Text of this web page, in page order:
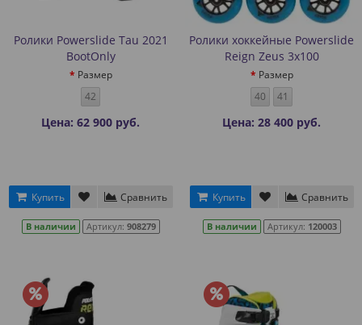
Ролики Powerslide Tau 2021
BootOnly
Размер
42
Цена: 62 900 руб.
Купить Сравнить
В наличии Артикул: 908279
Ролики хоккейные Powerslide
Reign Zeus 3x100
Размер
40
41
Цена: 28 400 руб.
Купить Сравнить
В наличии Артикул: 120003